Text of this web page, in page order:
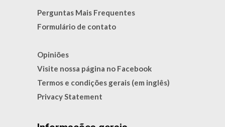
Perguntas Mais Frequentes
Formulário de contato
Opiniões
Visite nossa página no Facebook
Termos e condições gerais (em inglês)
Privacy Statement